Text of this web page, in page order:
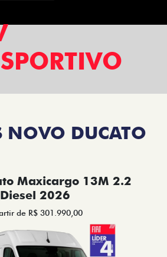
NOVO DUCATO
Maxicargo 13M 2.2
Diesel 2026
de R$ 301.990,00